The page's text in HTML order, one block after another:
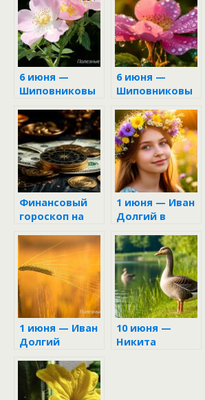
6 июня —
Шиповниковы
6 июня —
Шиповниковы
Финансовый
гороскоп на
22 июня 2025
1 июня — Иван
Долгий в
календаре
1 июня — Иван
Долгий
10 июня —
Никита